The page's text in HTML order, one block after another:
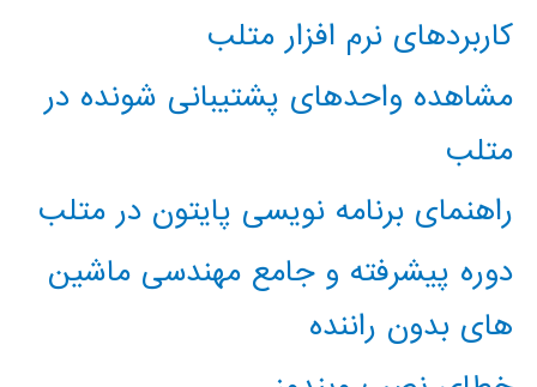
کاربردهای نرم افزار متلب
مشاهده واحدهای پشتیبانی شونده در
متلب
راهنمای برنامه نویسی پایتون در متلب
دوره پیشرفته و جامع مهندسی ماشین
های بدون راننده